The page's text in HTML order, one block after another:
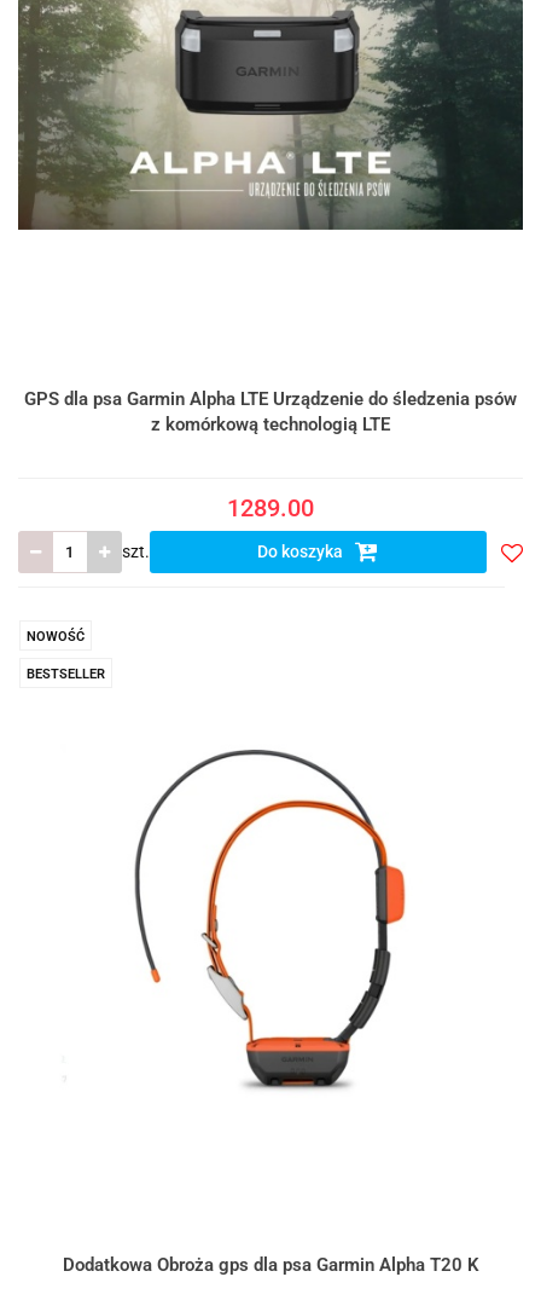
GPS dla psa Garmin Alpha LTE Urządzenie do śledzenia psów
z komórkową technologią LTE
1289.00
szt. Do koszyka
NOWOŚĆ
BESTSELLER
Dodatkowa Obroża gps dla psa Garmin Alpha T20 K